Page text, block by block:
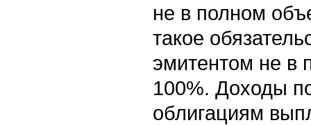
не в полном
такое
эмитентом не в
100%. Доходы
облигациям